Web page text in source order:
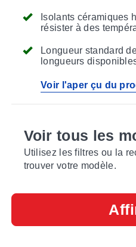
Isolants céramiques
résister à des
Longueur standard
longueurs
Voir l'aper çu du
Voir tous les
Utilisez les filtres ou la
trouver votre modèle.